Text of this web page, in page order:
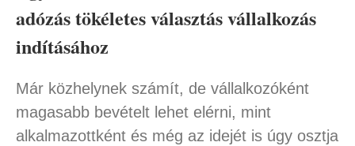
adózás tökéletes választás vállalkozás
indításához
Már közhelynek számít, de vállalkozóként
magasabb bevételt lehet elérni, mint
alkalmazottként és még az idejét is úgy osztja